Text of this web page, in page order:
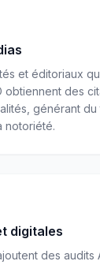
et éditoriaux
obtiennent des
générant
notoriété.
digitales
des audits